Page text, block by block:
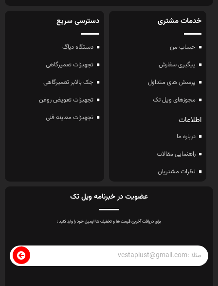
خدمات مشتری
حساب من
پیگیری سفارش
پرسش های متداول
مجوزهای ویل تک
اطلاعات
درباره ما
راهنمایی مقالات
نظرات مشتریان
دسترسی سریع
دستگاه دیاگ
تجهیزات تعمیرگاهی
جک بالابر تعمیرگاهی
تجهیزات تعویض روغن
تجهیزات معاینه فنی
عضویت در خبرنامه ویل تک
برای دریافت آخرین قیمت ها و تخفیف ها ایمیل خود را وارد کنید :